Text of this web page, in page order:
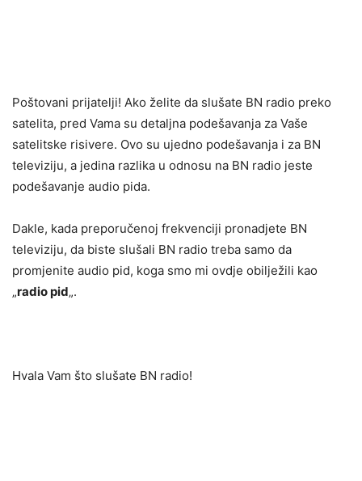
Poštovani prijatelji! Ako želite da slušate BN radio preko
satelita, pred Vama su detaljna podešavanja za Vaše
satelitske risivere. Ovo su ujedno podešavanja i za BN
televiziju, a jedina razlika u odnosu na BN radio jeste
podešavanje audio pida.
Dakle, kada preporučenoj frekvenciji pronadjete BN
televiziju, da biste slušali BN radio treba samo da
promjenite audio pid, koga smo mi ovdje obilježili kao
„radio pid„.
Hvala Vam što slušate BN radio!